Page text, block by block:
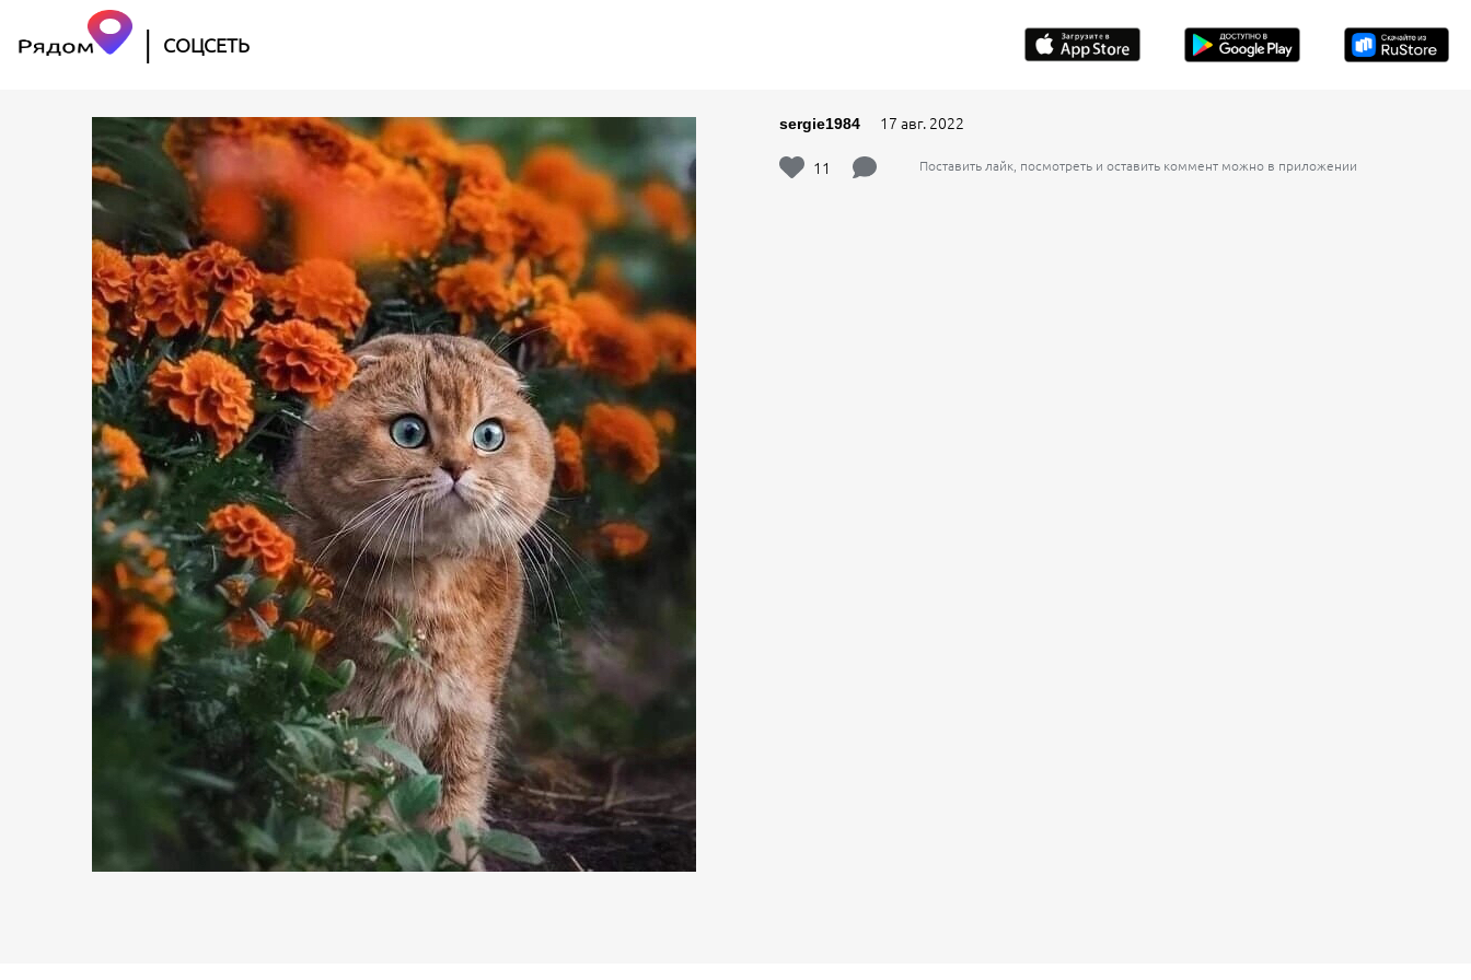
СОЦСЕТЬ
sergie1984 17 авг. 2022
11 Поставить лайк, посмотреть и оставить коммент можно в приложении